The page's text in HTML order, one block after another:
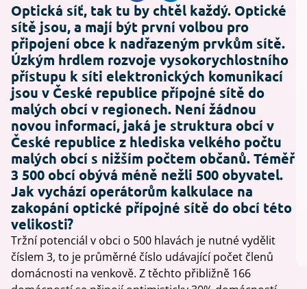
Optická síť, tak tu by chtěl každý. Optické
sítě jsou, a mají být první volbou pro
připojení obce k nadřazeným prvkům sítě.
Úzkým hrdlem rozvoje vysokorychlostního
přístupu k síti elektronických komunikací
jsou v České republice přípojné sítě do
malých obcí v regionech. Není žádnou
novou informací, jaká je struktura obcí v
České republice z hlediska velkého počtu
malých obcí s nižším počtem občanů. Téměř
3 500 obcí obývá méně nežli 500 obyvatel.
Jak vychází operátorům kalkulace na
zakopání optické přípojné sítě do obcí této
velikosti?
Tržní potenciál v obci o 500 hlavách je nutné vydělit
číslem 3, to je průměrné číslo udávající počet členů
domácnosti na venkově. Z těchto přibližně 166